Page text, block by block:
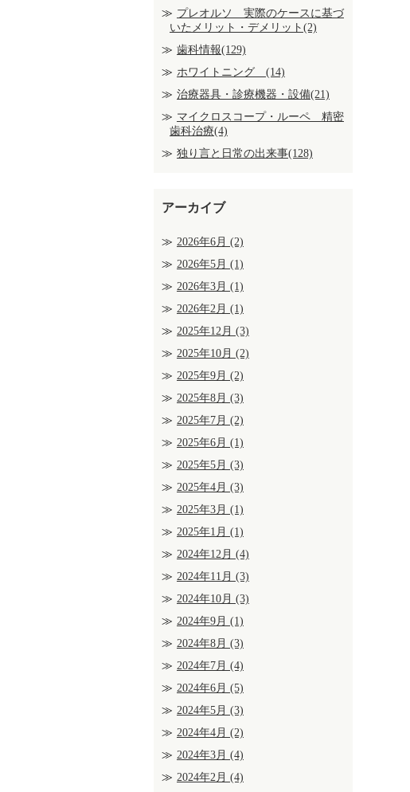
プレオルソ 実際のケースに基づ
いたメリット・デメリット(2)
歯科情報(129)
ホワイトニング (14)
治療器具・診療機器・設備(21)
マイクロスコープ・ルーペ 精密
歯科治療(4)
独り言と日常の出来事(128)
アーカイブ
2026年6月 (2)
2026年5月 (1)
2026年3月 (1)
2026年2月 (1)
2025年12月 (3)
2025年10月 (2)
2025年9月 (2)
2025年8月 (3)
2025年7月 (2)
2025年6月 (1)
2025年5月 (3)
2025年4月 (3)
2025年3月 (1)
2025年1月 (1)
2024年12月 (4)
2024年11月 (3)
2024年10月 (3)
2024年9月 (1)
2024年8月 (3)
2024年7月 (4)
2024年6月 (5)
2024年5月 (3)
2024年4月 (2)
2024年3月 (4)
2024年2月 (4)